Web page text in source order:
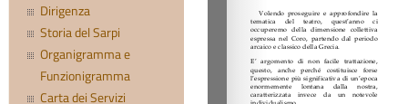
Dirigenza
Storia del Sarpi
Organigramma e
Funzionigramma
Carta dei Servizi